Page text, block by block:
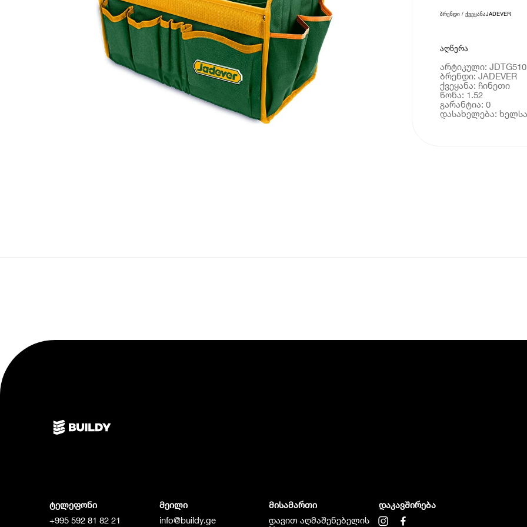
ბრენდი / ქვეყანაJADEVER
აღწერა
არტიკული:
ბრენდი: JADEVER
ქვეყანა: ჩინეთი
წონა: 1.52
გარანტია: 0
ტელეფონი
+995 592 81 82 21
მეილი
info@buildy.ge
მისამართი
დავით აღმაშენებელის
დაკავშირება